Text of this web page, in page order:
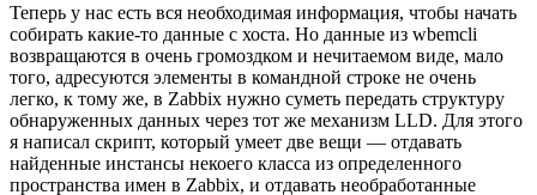
Теперь у нас есть вся необходимая информация, чтобы начать
собирать какие-то данные с хоста. Но данные из wbemcli
возвращаются в очень громоздком и нечитаемом виде, мало
того, адресуются элементы в командной строке не очень
легко, к тому же, в Zabbix нужно суметь передать структуру
обнаруженных данных через тот же механизм LLD. Для этого
я написал скрипт, который умеет две вещи — отдавать
найденные инстансы некоего класса из определенного
пространства имен в Zabbix, и отдавать необработанные